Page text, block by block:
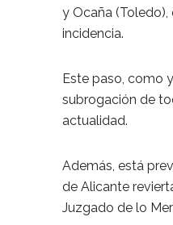
y Ocaña
incidencia.
Este paso, como
subrogación de
actualidad.
Además, está
de Alicante
Juzgado de lo